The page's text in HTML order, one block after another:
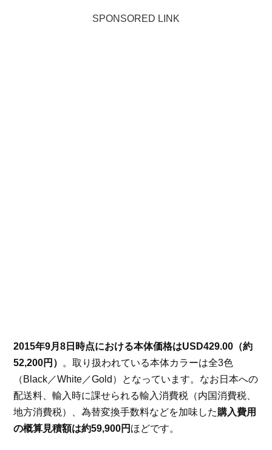
SPONSORED LINK
2015年9月8日時点における本体価格はUSD429.00（約
52,200円） 。取り扱われている本体カラーは全3色
（Black／White／Gold）となっています。なお日本への
配送料、輸入時に課せられる輸入消費税（内国消費税、
地方消費税）、為替変換手数料などを加味した購入費用
の概算見積額は約59,900円 ほどです。